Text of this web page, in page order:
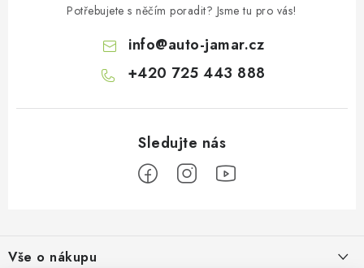
Potřebujete s něčím poradit? Jsme tu pro vás!
info@auto-jamar.cz
+420 725 443 888
Vše o nákupu